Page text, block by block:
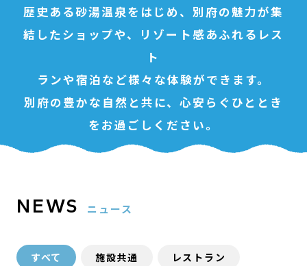
歴史ある砂湯温泉をはじめ、別府の魅力が集
結したショップや、
リゾート感あふれるレス
ト
ランや宿泊など様々な体験ができます。
別府の豊かな自然と共に、心安らぐひととき
をお過ごしください。
NEWS ニュース
すべて 施設共通
レストラン